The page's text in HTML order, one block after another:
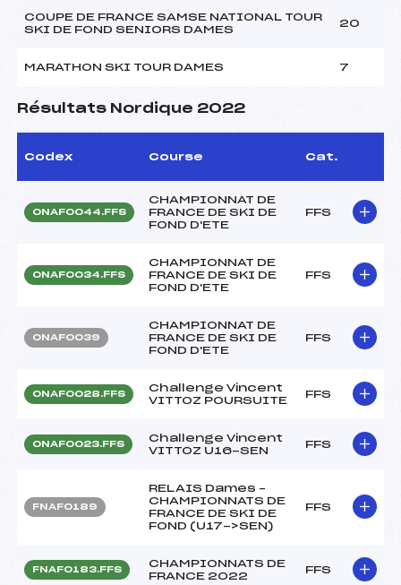
COUPE DE FRANCE SAMSE NATIONAL TOUR
SKI DE FOND SENIORS DAMES
20
MARATHON SKI TOUR DAMES 7
Résultats Nordique 2022
Codex Course Cat.
ONAF0044.FFS
CHAMPIONNAT DE
FRANCE DE SKI DE
FOND D'ETE
FFS
ONAF0034.FFS
CHAMPIONNAT DE
FRANCE DE SKI DE
FOND D'ETE
FFS
ONAF0039
CHAMPIONNAT DE
FRANCE DE SKI DE
FOND D'ETE
FFS
ONAF0028.FFS
Challenge Vincent
VITTOZ POURSUITE
FFS
ONAF0023.FFS
Challenge Vincent
VITTOZ U16-SEN
FFS
FNAF0189
RELAIS Dames –
CHAMPIONNATS DE
FRANCE DE SKI DE
FOND (U17->SEN)
FFS
FNAF0183.FFS
CHAMPIONNATS DE
FRANCE 2022
FFS